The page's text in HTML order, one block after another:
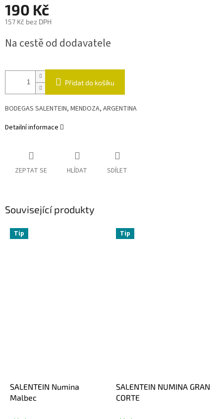
190 Kč
157 Kč bez DPH
cena:
Na cestě od dodavatele
Přidat do košíku
BODEGAS SALENTEIN, MENDOZA, ARGENTINA
Detailní informace
ZEPTAT SE HLÍDAT SDÍLET
Související produkty
Tip
SALENTEIN Numina
Malbec
Tip
SALENTEIN NUMINA GRAN
CORTE